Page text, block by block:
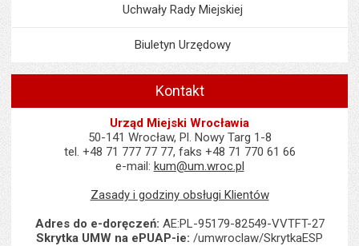
Uchwały Rady Miejskiej
Biuletyn Urzędowy
Kontakt
Urząd Miejski Wrocławia
50-141 Wrocław, Pl. Nowy Targ 1-8
tel. +48 71 777 77 77, faks +48 71 770 61 66
e-mail: kum@um.wroc.pl
Zasady i godziny obsługi Klientów
Adres do e-doręczeń: AE:PL-95179-82549-VVTFT-27
Skrytka UMW na ePUAP-ie: /umwroclaw/SkrytkaESP